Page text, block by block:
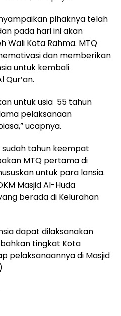
pihaknya telah
pada hari ini akan
Wali Kota Rahma. MTQ
dan memberikan
untuk kembali
Qur’an.
untuk usia 55 tahun
pelaksanaan
ucapnya.
sudah tahun keempat
MTQ pertama di
untuk para lansia.
Masjid Al-Huda
berada di Kelurahan
dapat dilaksanakan
tingkat Kota
pelaksanaannya di Masjid